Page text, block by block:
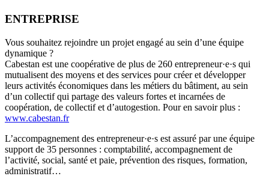
ENTREPRISE
Vous souhaitez rejoindre un projet engagé au sein d’une équipe
dynamique ?
Cabestan est une coopérative de plus de 260 entrepreneur·e·s qui
mutualisent des moyens et des services pour créer et développer
leurs activités économiques dans les métiers du bâtiment, au sein
d’un collectif qui partage des valeurs fortes et incarnées de
coopération, de collectif et d’autogestion. Pour en savoir plus :
www.cabestan.fr
L’accompagnement des entrepreneur·e·s est assuré par une équipe
support de 35 personnes : comptabilité, accompagnement de
l’activité, social, santé et paie, prévention des risques, formation,
administratif…